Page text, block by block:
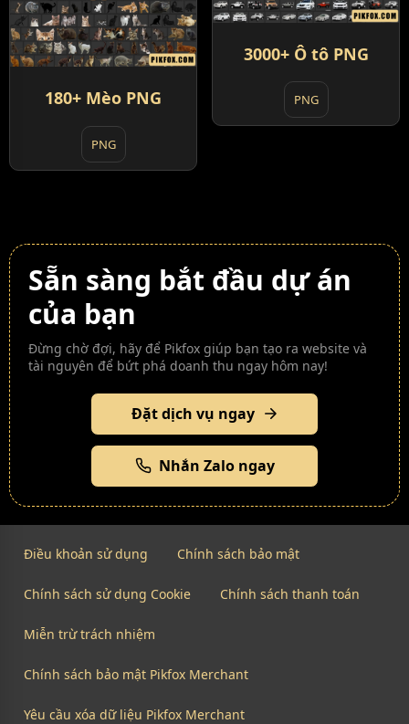
3000+ Ô tô PNG
PNG
180+ Mèo PNG
PNG
Sẵn sàng bắt đầu dự án
của bạn
Đừng chờ đợi, hãy để Pikfox giúp bạn tạo ra website và
tài nguyên để bứt phá doanh thu ngay hôm nay!
Đặt dịch vụ ngay
Nhắn Zalo ngay
Điều khoản sử dụng Chính sách bảo mật
Chính sách sử dụng Cookie Chính sách thanh toán
Miễn trừ trách nhiệm
Chính sách bảo mật Pikfox Merchant
Yêu cầu xóa dữ liệu Pikfox Merchant